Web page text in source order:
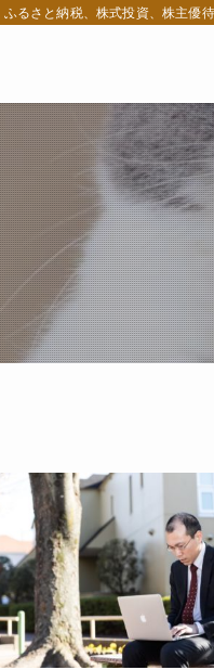
るさと納税、株式投資、株主優